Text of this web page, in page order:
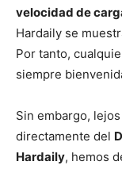
velocidad de
Hardaily se
Por tanto,
siempre
Sin embargo,
directamente del
Hardaily, hemos